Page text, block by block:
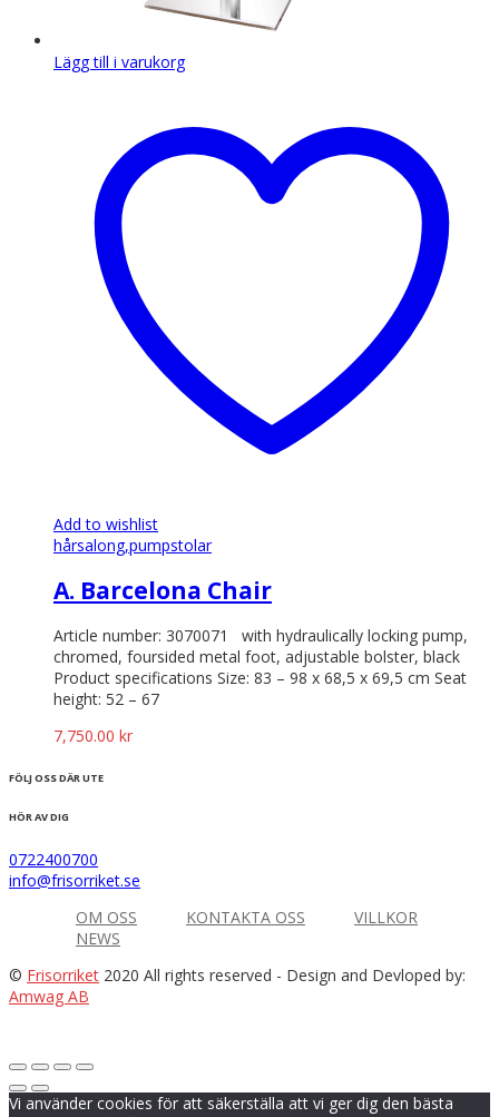
Lägg till i varukorg
Add to wishlist
hårsalong,pumpstolar
A. Barcelona Chair
Article number: 3070071 with hydraulically locking pump,
chromed, foursided metal foot, adjustable bolster, black
Product specifications Size: 83 – 98 x 68,5 x 69,5 cm Seat
height: 52 – 67
7,750.00 kr
FÖLJ OSS DÄR UTE
HÖR AV DIG
0722400700
info@frisorriket.se
OM OSS
KONTAKTA OSS
VILLKOR
NEWS
© Frisorriket 2020 All rights reserved - Design and Devloped by:
Amwag AB
Vi använder cookies för att säkerställa att vi ger dig den bästa